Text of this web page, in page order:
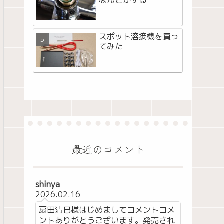
スポット溶接機を買っ
てみた
最近のコメント
shinya
2026.02.16
扇田清巳様はじめましてコメントコメ
ントありがとうございます。発売され